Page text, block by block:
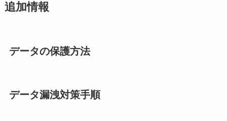
追加情報
データの保護方法
データ漏洩対策手順